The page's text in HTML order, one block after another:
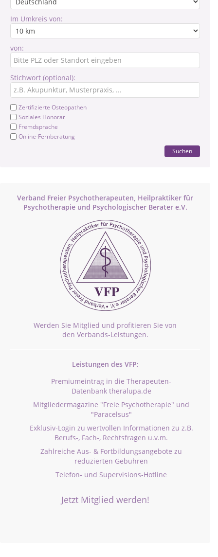
Im Umkreis von:
von:
Stichwort (optional):
Zertifizierte Osteopathen
Soziales Honorar
Fremdsprache
Online-Fernberatung
Suchen
Verband Freier Psychotherapeuten, Heilpraktiker für
Psychotherapie und Psychologischer Berater e.V.
Werden Sie Mitglied und profitieren Sie von
den Verbands-Leistungen.
Leistungen des VFP:
Premiumeintrag in die Therapeuten-
Datenbank theralupa.de
Mitgliedermagazine "Freie Psychotherapie" und
"Paracelsus"
Exklusiv-Login zu wertvollen Informationen zu z.B.
Berufs-, Fach-, Rechtsfragen u.v.m.
Zahlreiche Aus- & Fortbildungsangebote zu
reduzierten Gebühren
Telefon- und Supervisions-Hotline
Jetzt Mitglied werden!